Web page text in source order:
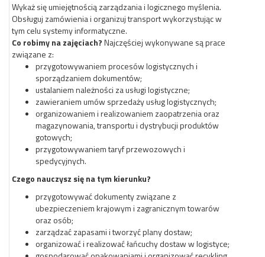
Wykaż się umiejętnością zarządzania i logicznego myślenia.
Obsługuj zamówienia i organizuj transport wykorzystując w
tym celu systemy informatyczne.
Co robimy na zajęciach?Najczęściej wykonywane są prace
związane z:
przygotowywaniem procesów logistycznych i
sporządzaniem dokumentów;
ustalaniem należności za usługi logistyczne;
zawieraniem umów sprzedaży usług logistycznych;
organizowaniem i realizowaniem zaopatrzenia oraz
magazynowania, transportu i dystrybucji produktów
gotowych;
przygotowywaniem taryf przewozowych i
spedycyjnych.
Czego nauczysz się na tym kierunku?
przygotowywać dokumenty związane z
ubezpieczeniem krajowym i zagranicznym towarów
oraz osób;
zarządzać zapasami i tworzyć plany dostaw;
organizować i realizować łańcuchy dostaw w logistyce;